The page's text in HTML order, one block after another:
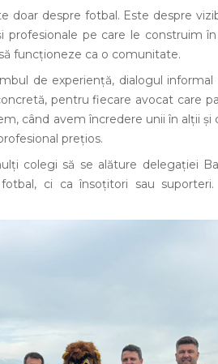
doar despre fotbal. Este despre
profesionale pe care le construim
funcționeze ca o comunitate.
de experiență, dialogul
pentru fiecare avocat care
când avem încredere unii în alții
prețios.
colegi să se alăture delegației
ci ca însoțitori sau